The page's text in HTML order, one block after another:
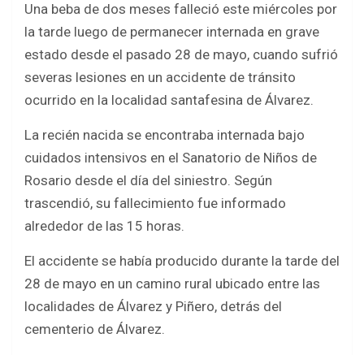
ce
b
o
o
k
tt
er
at
s
A
p
ar
e
Una beba de dos meses falleció este miércoles por
la tarde luego de permanecer internada en grave
estado desde el pasado 28 de mayo, cuando sufrió
severas lesiones en un accidente de tránsito
ocurrido en la localidad santafesina de Álvarez.
La recién nacida se encontraba internada bajo
cuidados intensivos en el Sanatorio de Niños de
Rosario desde el día del siniestro. Según
trascendió, su fallecimiento fue informado
alrededor de las 15 horas.
El accidente se había producido durante la tarde del
28 de mayo en un camino rural ubicado entre las
localidades de Álvarez y Piñero, detrás del
cementerio de Álvarez.